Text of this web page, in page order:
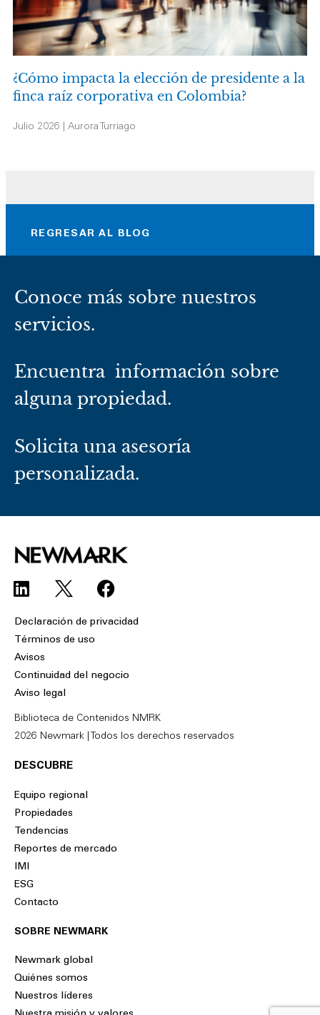
¿Cómo impacta la elección de presidente a la
finca raíz corporativa en Colombia?
Julio 2026 | Aurora Turriago
REGRESAR AL BLOG
Conoce más sobre nuestros
servicios.
Encuentra información sobre
alguna propiedad.
Solicita una asesoría
personalizada.
L
i
n
k
e
d
F
a
o
Declaración de privacidad
Términos de uso
Avisos
Continuidad del negocio
Aviso legal
Biblioteca de Contenidos NMRK
2026 Newmark | Todos los derechos reservados
DESCUBRE
Equipo regional
Propiedades
Tendencias
Reportes de mercado
IMI
ESG
Contacto
SOBRE NEWMARK
Newmark global
Quiénes somos
Nuestros líderes